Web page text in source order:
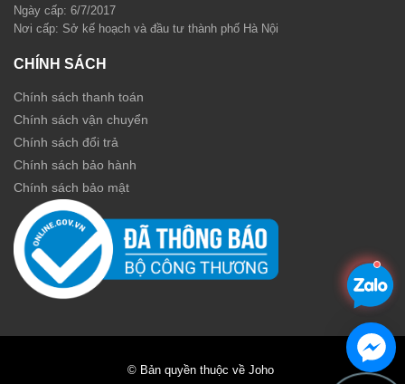
Ngày cấp: 6/7/2017
Nơi cấp: Sở kế hoạch và đầu tư thành phố Hà Nội
CHÍNH SÁCH
Chính sách thanh toán
Chính sách vận chuyển
Chính sách đổi trả
Chính sách bảo hành
Chính sách bảo mật
© Bản quyền thuộc về Joho